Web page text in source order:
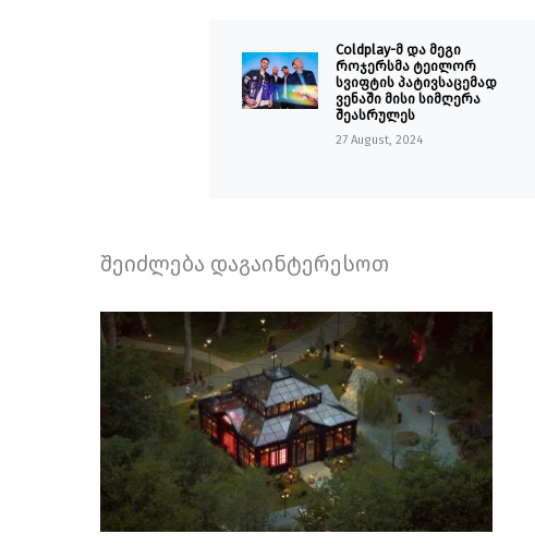
Coldplay-მ და მეგი
როჯერსმა ტეილორ
სვიფტის პატივსაცემად
ვენაში მისი სიმღერა
შეასრულეს
27 August, 2024
შეიძლება დაგაინტერესოთ